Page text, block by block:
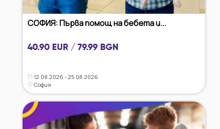
СОФИЯ: Първа помощ на бебета и...
40.90 EUR / 79.99 BGN
12.08.2026 - 25.08.2026
София